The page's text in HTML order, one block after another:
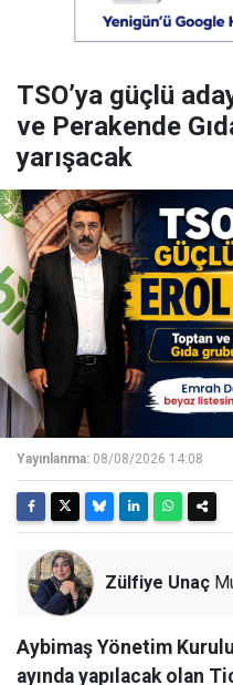
TSO’ya güçlü
ve Perakende
yarışacak
Yayınlanma: 08/08/2026 14:08
Zülfiye Unaç
Aybimaş Yönetim
ayında yapılacak olan